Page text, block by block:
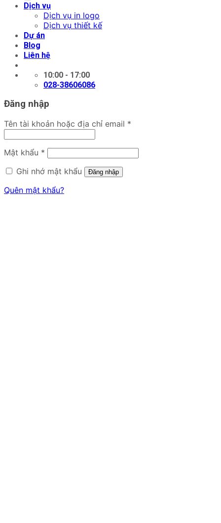
Dịch vụ
Dịch vụ in logo
Dịch vụ thiết kế
Dự án
Blog
Liên hệ
10:00 - 17:00
028-38606086
Đăng nhập
Tên tài khoản hoặc địa chỉ email *
Mật khẩu *
Ghi nhớ mật khẩu
Đăng nhập
Quên mật khẩu?